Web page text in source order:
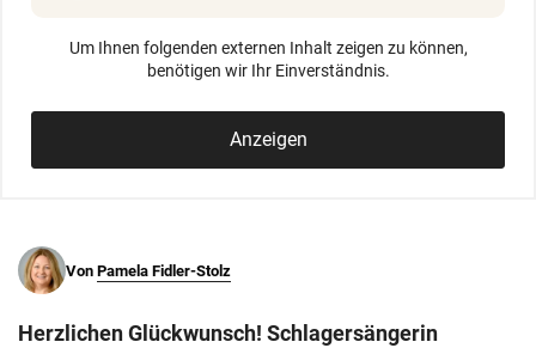
Um Ihnen folgenden externen Inhalt zeigen zu können,
benötigen wir Ihr Einverständnis.
Anzeigen
Von Pamela Fidler-Stolz
Herzlichen Glückwunsch! Schlagersängerin